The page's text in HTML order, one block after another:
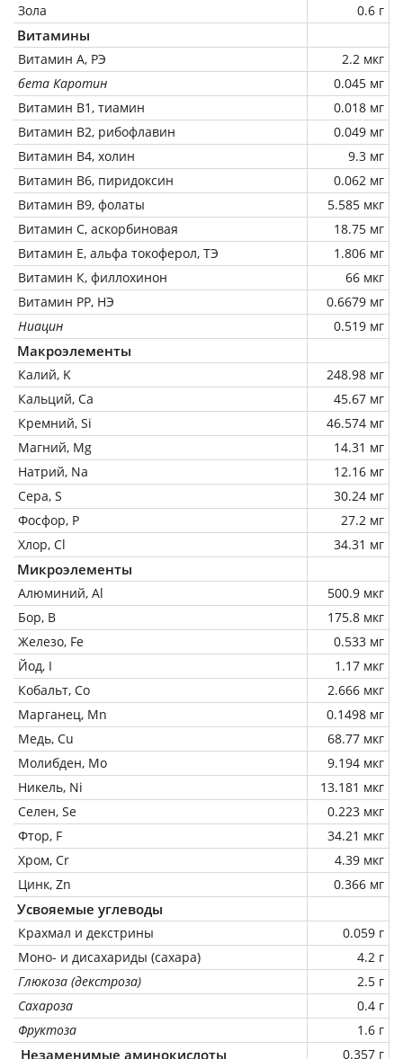
Зола
0.6 г
Витамины
Витамин А, РЭ
2.2 мкг
бета Каротин
0.045 мг
Витамин В1, тиамин
0.018 мг
Витамин В2, рибофлавин
0.049 мг
Витамин В4, холин
9.3 мг
Витамин В6, пиридоксин
0.062 мг
Витамин В9, фолаты
5.585 мкг
Витамин C, аскорбиновая
18.75 мг
Витамин Е, альфа токоферол, ТЭ
1.806 мг
Витамин К, филлохинон
66 мкг
Витамин РР, НЭ
0.6679 мг
Ниацин
0.519 мг
Макроэлементы
Калий, K
248.98 мг
Кальций, Ca
45.67 мг
Кремний, Si
46.574 мг
Магний, Mg
14.31 мг
Натрий, Na
12.16 мг
Сера, S
30.24 мг
Фосфор, P
27.2 мг
Хлор, Cl
34.31 мг
Микроэлементы
Алюминий, Al
500.9 мкг
Бор, B
175.8 мкг
Железо, Fe
0.533 мг
Йод, I
1.17 мкг
Кобальт, Co
2.666 мкг
Марганец, Mn
0.1498 мг
Медь, Cu
68.77 мкг
Молибден, Mo
9.194 мкг
Никель, Ni
13.181 мкг
Селен, Se
0.223 мкг
Фтор, F
34.21 мкг
Хром, Cr
4.39 мкг
Цинк, Zn
0.366 мг
Усвояемые углеводы
Крахмал и декстрины
0.059 г
Моно- и дисахариды (сахара)
4.2 г
Глюкоза (декстроза)
2.5 г
Сахароза
0.4 г
Фруктоза
1.6 г
Незаменимые аминокислоты 0.357 г